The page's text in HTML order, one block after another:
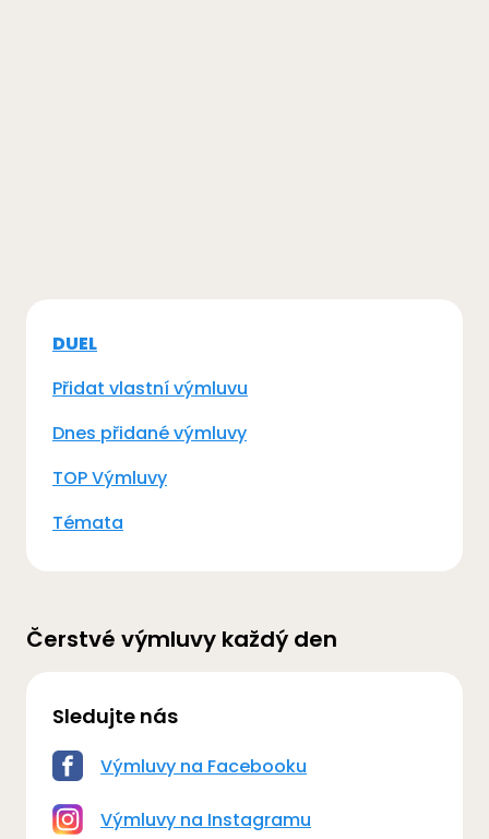
DUEL
Přidat vlastní výmluvu
Dnes přidané výmluvy
TOP Výmluvy
Témata
Čerstvé výmluvy každý den
Sledujte nás
Výmluvy na Facebooku
Výmluvy na Instagramu